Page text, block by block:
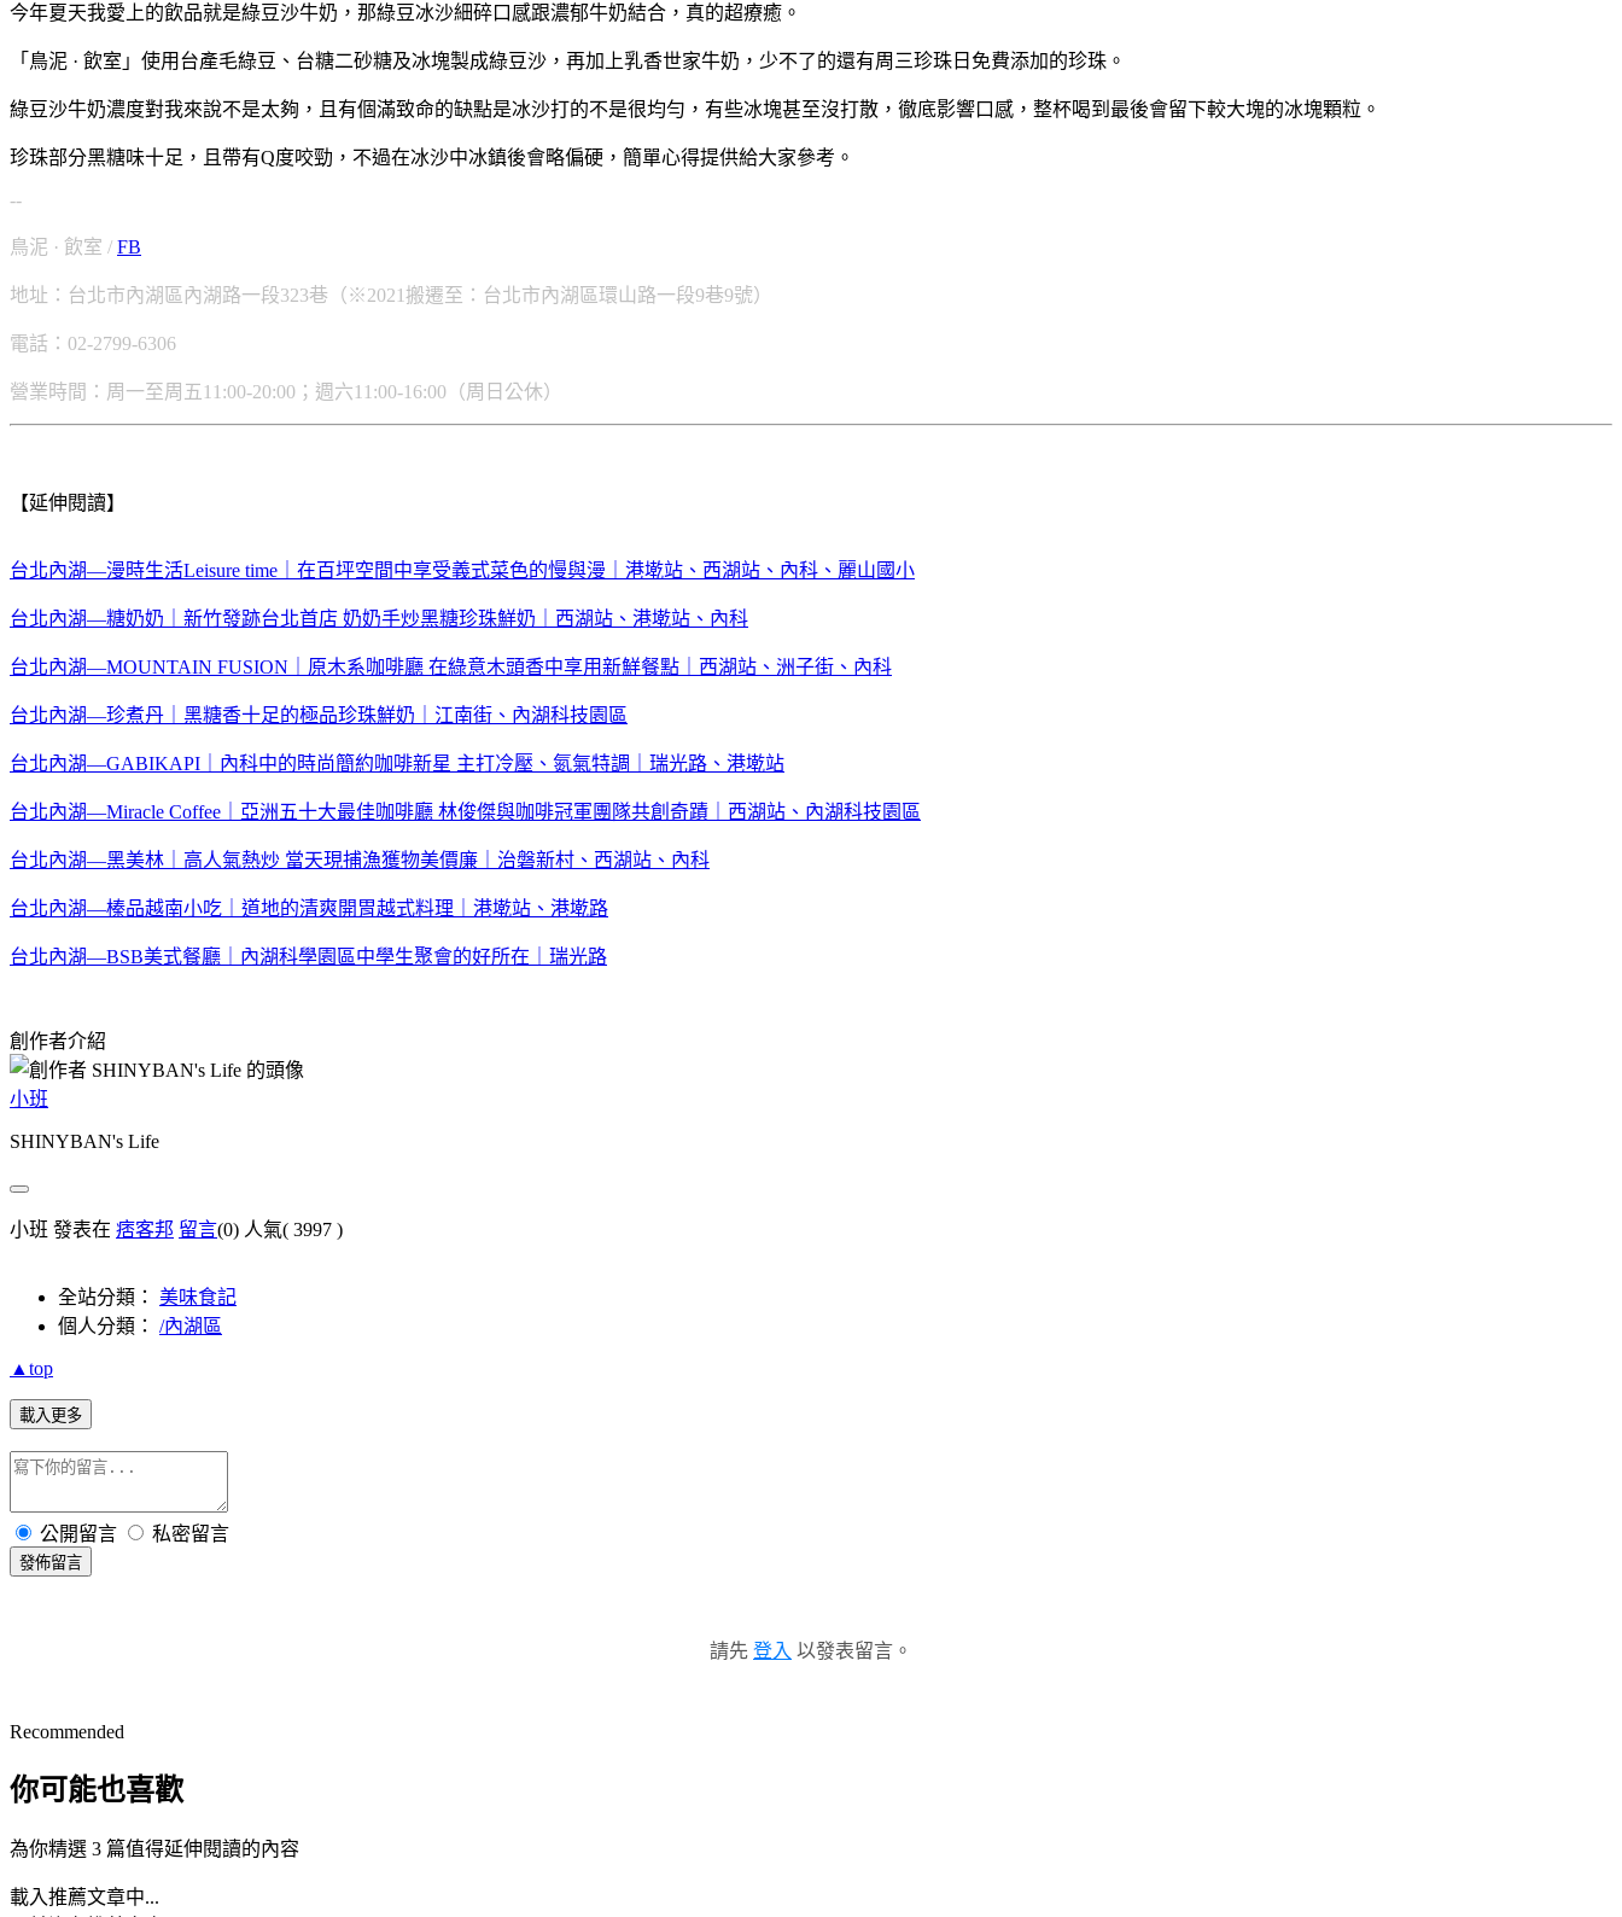
今年夏天我愛上的飲品就是綠豆沙牛奶，那綠豆冰沙細碎口感跟濃郁牛奶結合，真的超療癒。
「鳥泥 · 飲室」使用台產毛綠豆、台糖二砂糖及冰塊製成綠豆沙，再加上乳香世家牛奶，少不了的還有周三珍珠日免費添加的珍珠。
綠豆沙牛奶濃度對我來說不是太夠，且有個滿致命的缺點是冰沙打的不是很均勻，有些冰塊甚至沒打散，徹底影響口感，整杯喝到最後會留下較大塊的冰塊顆粒。
珍珠部分黑糖味十足，且帶有Q度咬勁，不過在冰沙中冰鎮後會略偏硬，簡單心得提供給大家參考。
--
鳥泥 · 飲室 / FB
地址：台北市內湖區內湖路一段323巷（※2021搬遷至：台北市內湖區環山路一段9巷9號）
電話：02-2799-6306
營業時間：周一至周五11:00-20:00；週六11:00-16:00（周日公休）
【延伸閱讀】
台北內湖—漫時生活Leisure time｜在百坪空間中享受義式菜色的慢與漫｜港墘站、西湖站、內科、麗山國小
台北內湖—糖奶奶｜新竹發跡台北首店 奶奶手炒黑糖珍珠鮮奶｜西湖站、港墘站、內科
台北內湖—MOUNTAIN FUSION｜原木系咖啡廳 在綠意木頭香中享用新鮮餐點｜西湖站、洲子街、內科
台北內湖—珍煮丹｜黑糖香十足的極品珍珠鮮奶｜江南街、內湖科技園區
台北內湖—GABIKAPI｜內科中的時尚簡約咖啡新星 主打冷壓、氮氣特調｜瑞光路、港墘站
台北內湖—Miracle Coffee｜亞洲五十大最佳咖啡廳 林俊傑與咖啡冠軍團隊共創奇蹟｜西湖站、內湖科技園區
台北內湖—黑美林｜高人氣熱炒 當天現捕漁獲物美價廉｜治磐新村、西湖站、內科
台北內湖—榛品越南小吃｜道地的清爽開胃越式料理｜港墘站、港墘路
台北內湖—BSB美式餐廳｜內湖科學園區中學生聚會的好所在｜瑞光路
創作者介紹
小班
SHINYBAN's Life
小班 發表在 痞客邦 留言(0) 人氣( 3997 )
全站分類： 美味食記
個人分類： /內湖區
▲top
載入更多
公開留言 私密留言
發佈留言
請先 登入 以發表留言。
Recommended
你可能也喜歡
為你精選 3 篇值得延伸閱讀的內容
載入推薦文章中...